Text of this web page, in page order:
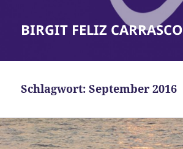
BIRGIT FELIZ CARRASCO
Schlagwort:September 2016